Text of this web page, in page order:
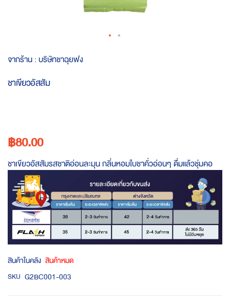
to
beginning
จากร้าน :บริษัทชาฉุยฟง
ชาเขียวอัสสัม
฿80.00
ชาเขียวอัสสัมรสชาติอ่อนละมุน กลิ่นหอมใบชาคั่วอ่อนๆ ดื่มแล้วชุ่มคอ
สินค้าในคลัง สินค้าหมด
SKU G2BC001-003